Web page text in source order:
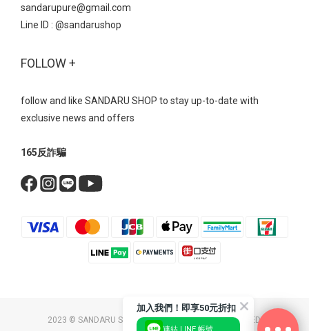
及豆豆防滑大底，營造出一種率性且具備機能感的時髦態度。 復古
刷色寬鬆的牛仔褲輪廓與具備分量感的運動型瑪莉珍完美契合，營
整體視覺，展現強烈的個人風格。 瑪莉珍 真皮雙帶內增高瑪莉珍運
平底，但隱藏的內增高設計能偷偷拉長小腿比例， 讓即便穿著容易
顯矮的五分寬褲，也能保有修長的視覺效果。 瑪莉珍 復古芭蕾魔鬼
是網紗透膚瑪莉珍，每一款都體現了時髦舒適的完美結合。 不用在
上一雙吧！ Bestsellers 美鞋清單瑪莉珍 復古交叉帶內增高瑪莉珍鞋
NT$999瑪莉珍 拼接波點繫帶鎖釦瑪莉珍鞋 NT$1690 NT$999瑪莉
珍 法式透膚網紗平底芭蕾鞋 NT$1690 NT$999瑪莉珍 鑽飾小花雙帶
NT$1190瑪莉珍 素面軟皮內增高瑪莉珍鞋 NT$1890 NT$1190
sandarupure@gmail.com
Line ID : @sandarushop
FOLLOW +
follow and like SANDARU SHOP to stay up-to-date with
exclusive news and offers
165反詐騙
2023 © SANDARU SHOP CO. LTD. ALL RIGHTS RESERVED.
加入我們！即享50元折扣
連結 LINE 帳號